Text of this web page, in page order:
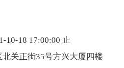
10-18 17:00:00 止
关正街35号方兴大厦四楼